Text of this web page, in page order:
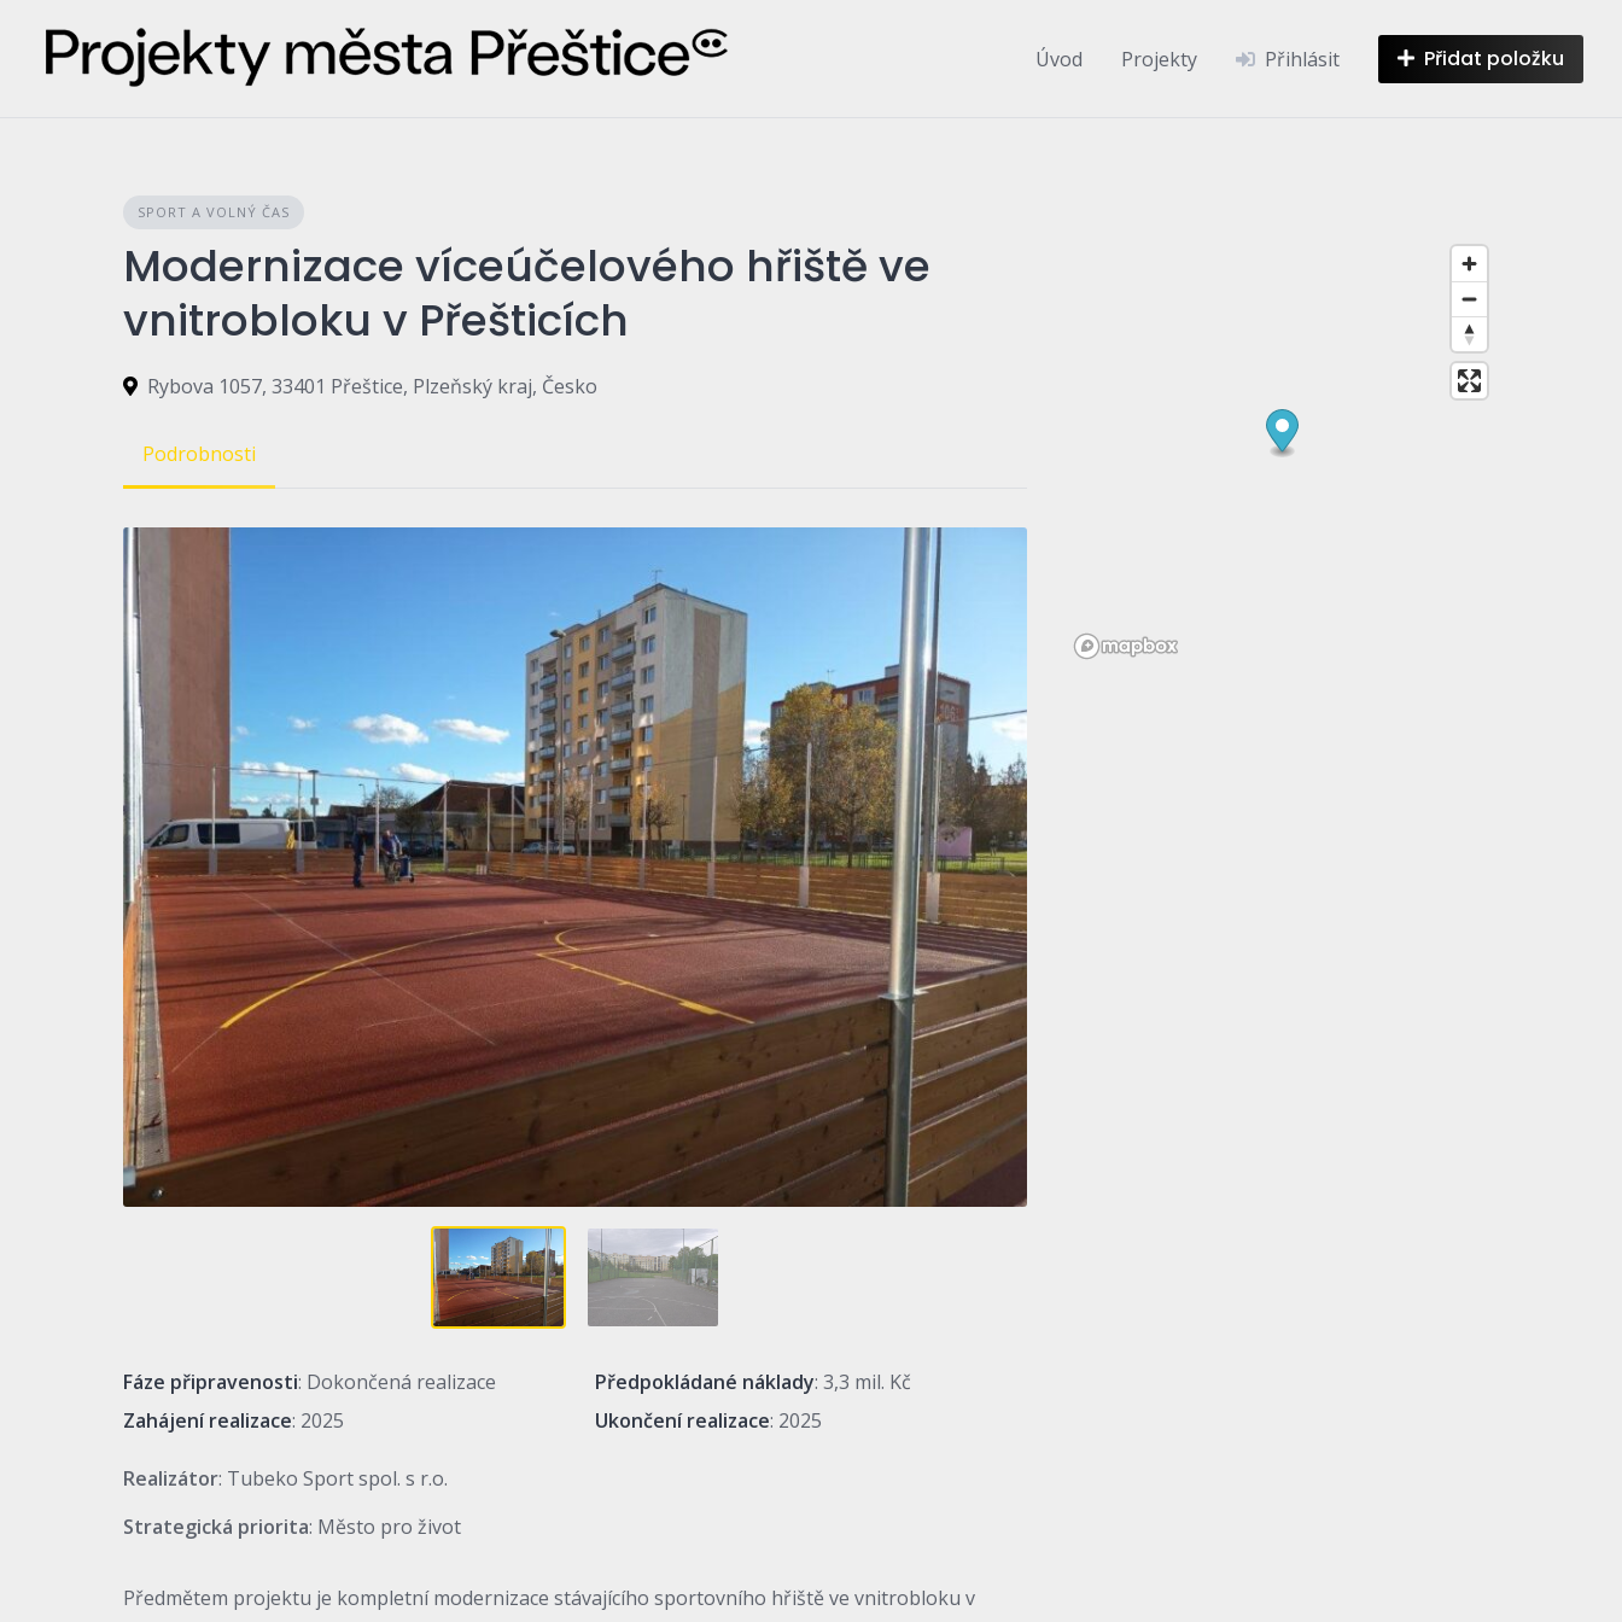
content
Úvod Projekty Přihlásit Přidat položku
SPORT A VOLNÝ ČAS
Modernizace víceúčelového hřiště ve
vnitrobloku v Přešticích
Rybova 1057, 33401 Přeštice, Plzeňský kraj, Česko
Podrobnosti
Fáze připravenosti: Dokončená realizace Předpokládané náklady: 3,3 mil. Kč
Zahájení realizace: 2025 Ukončení realizace: 2025
Realizátor: Tubeko Sport spol. s r.o.
Strategická priorita: Město pro život
Předmětem projektu je kompletní modernizace stávajícího sportovního hřiště ve vnitrobloku v